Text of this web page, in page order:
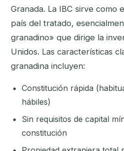
Granada. La IBC sirve como
país del tratado,
granadino» que dirige la
Unidos. Las características
granadina incluyen:
Constitución rápida
hábiles)
Sin requisitos de capital
constitución